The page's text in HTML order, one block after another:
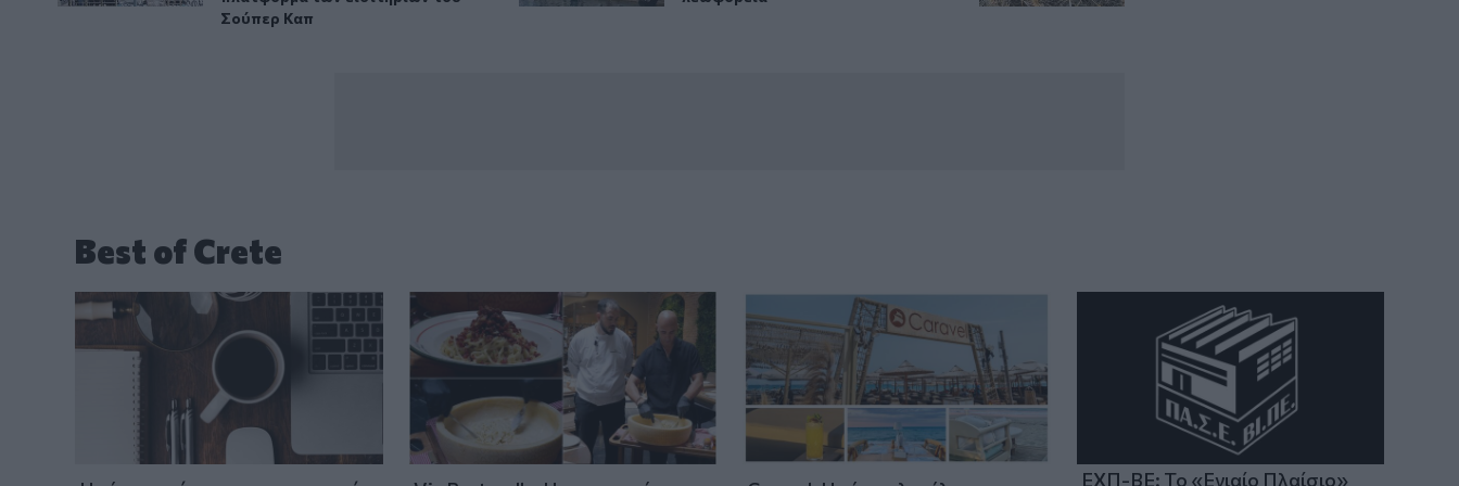
Σούπερ Καπ
Best of Crete
ΕΧΠ-ΒΕ: Το «Ενιαίο Πλαίσιο»